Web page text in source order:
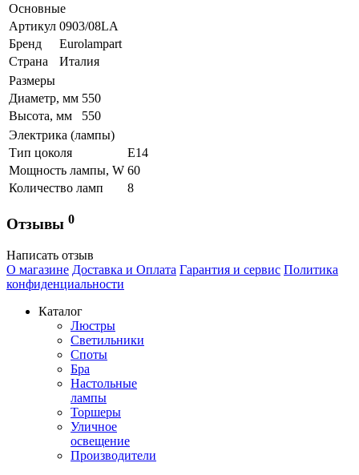
Основные
Артикул 0903/08LA
Бренд
Eurolampart
Страна
Италия
Размеры
Диаметр, мм 550
Высота, мм
550
Электрика (лампы)
Тип цоколя
Е14
Мощность лампы, W 60
Количество ламп
8
Отзывы 0
Написать отзыв
О магазине Доставка и Оплата Гарантия и сервис Политика
конфиденциальности
Каталог
Люстры
Светильники
Споты
Бра
Настольные
лампы
Торшеры
Уличное
освещение
Производители